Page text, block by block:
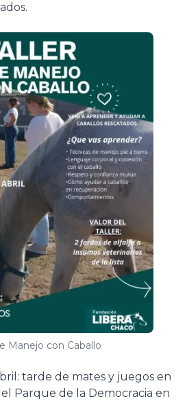
Manejo con Caballo
tarde de mates y juegos en
Parque de la Democracia en